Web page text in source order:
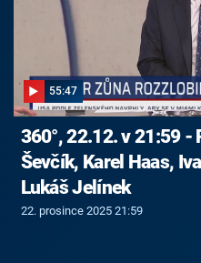
55:47
360°, 22.12. v 21:59
Ševčík, Karel Haas,
Lukáš Jelínek
22. prosince 2025 21:59